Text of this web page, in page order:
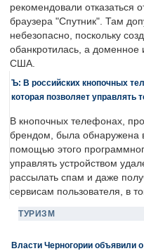
рекомендовали отказаться
браузера "Спутник". Там
небезопасно, поскольку
обанкротилась, а
США.
Ъ: В российских кнопочных
которая позволяет управлять
В кнопочных телефонах,
брендом, была обнаружена
помощью этого
управлять устройством
рассылать спам и даже
сервисам пользователя, в
ТУРИЗМ
Власти Черногории объявили